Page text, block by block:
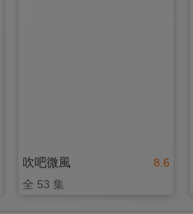
8.6
吹吧微風
全 53 集